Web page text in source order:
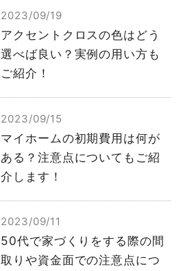
2023/09/19
アクセントクロスの色はどう
選べば良い？実例の用い方も
ご紹介！
2023/09/15
マイホームの初期費用は何が
ある？注意点についてもご紹
介します！
2023/09/11
50代で家づくりをする際の間
取りや資金面での注意点につ